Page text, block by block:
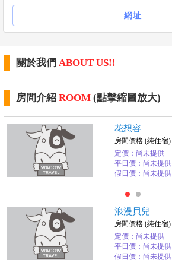
網址
關於我們 ABOUT US!!
房間介紹 ROOM (點擊縮圖放大)
花想容
房間價格 (純住宿)
定價：尚未提供
平日價：尚未提供
假日價：尚未提供
浪漫貝兒
房間價格 (純住宿)
定價：尚未提供
平日價：尚未提供
假日價：尚未提供